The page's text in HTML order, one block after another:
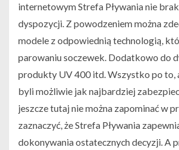
internetowym Strefa Pływania nie
dyspozycji. Z powodzeniem można
modele z odpowiednią technologią,
parowaniu soczewek. Dodatkowo do
produkty UV 400 itd. Wszystko po to,
byli możliwie jak najbardziej
jeszcze tutaj nie można zapominać w
zaznaczyć, że Strefa Pływania
dokonywania ostatecznych decyzji. A